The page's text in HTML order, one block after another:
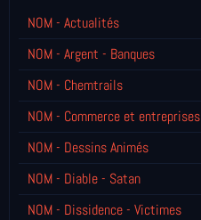
NOM - Actualités
NOM - Argent - Banques
NOM - Chemtrails
NOM - Commerce et entreprises
NOM - Dessins Animés
NOM - Diable - Satan
NOM - Dissidence - Victimes